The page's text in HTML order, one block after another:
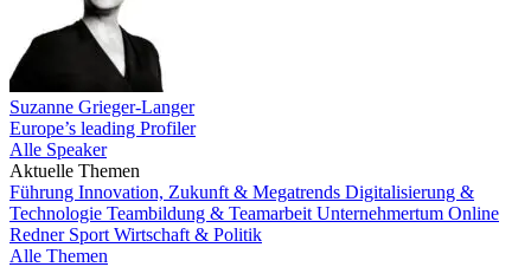
Suzanne Grieger-Langer
Europe’s leading Profiler
Alle Speaker
Aktuelle Themen
Führung Innovation, Zukunft & Megatrends Digitalisierung &
Technologie Teambildung & Teamarbeit Unternehmertum Online
Redner Sport Wirtschaft & Politik
Alle Themen